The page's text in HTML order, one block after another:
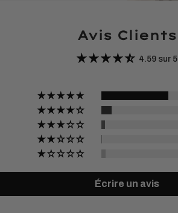
Avis Clients
4.59 sur 5
Écrire un avis